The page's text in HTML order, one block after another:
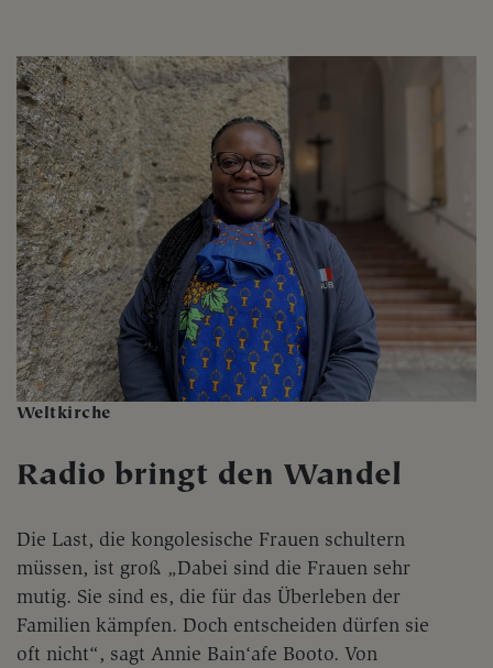
Weltkirche
Radio bringt den Wandel
Die Last, die kongolesische Frauen schultern
müssen, ist groß. „Dabei sind die Frauen sehr
mutig. Sie sind es, die für das Überleben der
Familien kämpfen. Doch entscheiden dürfen sie
oft nicht“, sagt Annie Bain‘afe Booto. Von